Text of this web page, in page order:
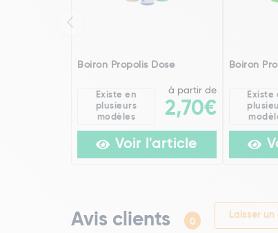
Boiron Propolis Dose
Existe en
plusieurs
modèles
à partir de
2,70€
Voir l'article
Boiron
Existe
Avis clients 0
Laisser un